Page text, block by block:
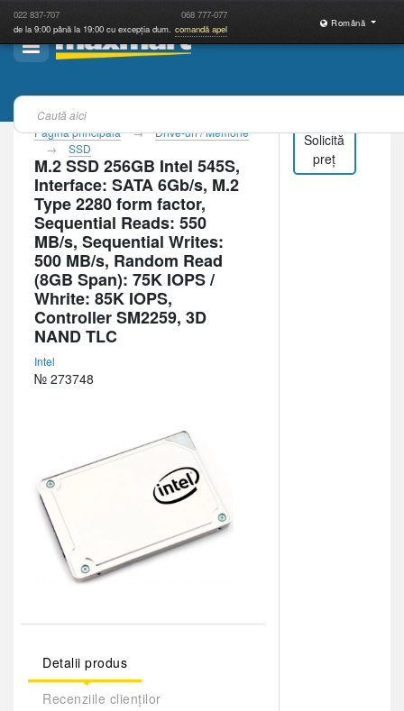
022 837-707 068 777-077
de la 9:00 până la 19:00 cu excepția dum. comandă apel
Română
Pagina principală
Drive-uri / Memorie
SSD
M.2 SSD 256GB Intel 545S,
Interface: SATA 6Gb/s, M.2
Type 2280 form factor,
Sequential Reads: 550
MB/s, Sequential Writes:
500 MB/s, Random Read
(8GB Span): 75K IOPS /
Whrite: 85K IOPS,
Controller SM2259, 3D
NAND TLC
Intel
№ 273748
Detalii produs
Recenziile clienților
Solicită
preț